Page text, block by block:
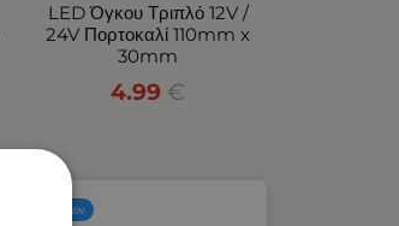
LED Όγκου Τριπλό 12V /
24V Πορτοκαλί 110mm x
30mm
4.99 €
Νέο Προϊόν